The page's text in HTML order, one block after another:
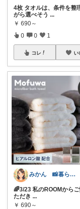
4枚 タオルは、条件を整
がら選べそう ...
￥ 690～
0 0 1
コレ い
みかん 📸暮らしのオリ写ROOM
🌈3/23 私のROOMから
ただき ...
￥ 690～